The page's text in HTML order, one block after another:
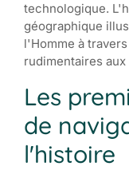
technologique.
géographique
l'Homme à
rudimentaires
Les
de
l'histoire